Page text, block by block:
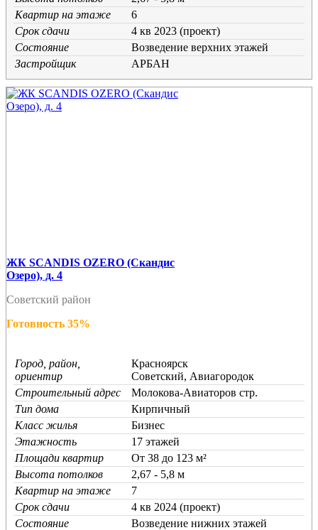
Квартир на этаже
6
Срок сдачи
4 кв 2023 (проект)
Состояние
Возведение верхних этажей
Застройщик
АРБАН
ЖК SCANDIS OZERO (Скандис
Озеро), д. 4
Советский район
Готовность 35%
Город, район,
ориентир
Красноярск
Советский, Авиагородок
Строительный адрес
Молокова-Авиаторов стр.
Тип дома
Кирпичный
Класс жилья
Бизнес
Этажность
17 этажей
Площади квартир
От 38 до 123 м²
Высота потолков
2,67 - 5,8 м
Квартир на этаже
7
Срок сдачи
4 кв 2024 (проект)
Состояние
Возведение нижних этажей